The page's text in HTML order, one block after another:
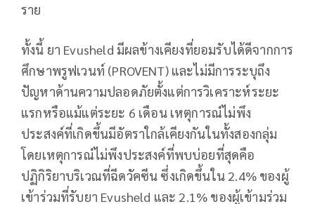
ราย
ทั้งนี้ ยา Evusheld มีผลข้างเคียงที่ยอมรับได้ดีจากการ
ศึกษาพรูฟเวนท์ (PROVENT) และไม่มีการระบุถึง
ปัญหาด้านความปลอดภัยตั้งแต่การวิเคราะห์ระยะ
แรกหรือแม้แต่ระยะ 6 เดือน เหตุการณ์ไม่พึง
ประสงค์ที่เกิดขึ้นมีอัตราใกล้เคียงกันในทั้งสองกลุ่ม
โดยเหตุการณ์ไม่พึงประสงค์ที่พบบ่อยที่สุดคือ
ปฏิกิริยาบริเวณที่ฉีดวัคซีน ซึ่งเกิดขึ้นใน 2.4% ของผู้
เข้าร่วมที่รับยา Evusheld และ 2.1% ของผู้เข้ามร่วม